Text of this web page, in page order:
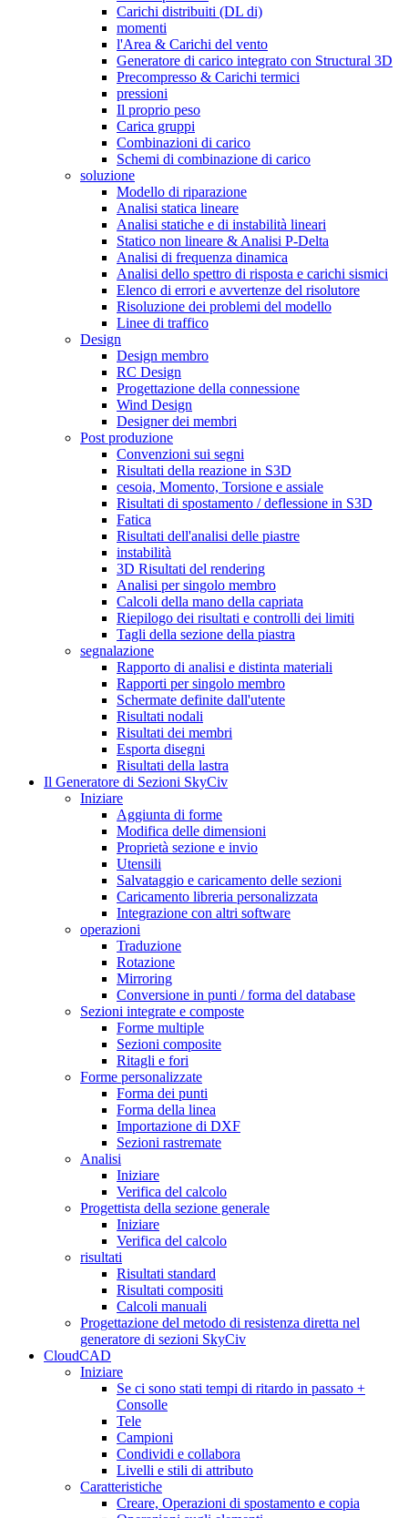
Carichi distribuiti (DL di)
momenti
l'Area & Carichi del vento
Generatore di carico integrato con Structural 3D
Precompresso & Carichi termici
pressioni
Il proprio peso
Carica gruppi
Combinazioni di carico
Schemi di combinazione di carico
soluzione
Modello di riparazione
Analisi statica lineare
Analisi statiche e di instabilità lineari
Statico non lineare & Analisi P-Delta
Analisi di frequenza dinamica
Analisi dello spettro di risposta e carichi sismici
Elenco di errori e avvertenze del risolutore
Risoluzione dei problemi del modello
Linee di traffico
Design
Design membro
RC Design
Progettazione della connessione
Wind Design
Designer dei membri
Post produzione
Convenzioni sui segni
Risultati della reazione in S3D
cesoia, Momento, Torsione e assiale
Risultati di spostamento / deflessione in S3D
Fatica
Risultati dell'analisi delle piastre
instabilità
3D Risultati del rendering
Analisi per singolo membro
Calcoli della mano della capriata
Riepilogo dei risultati e controlli dei limiti
Tagli della sezione della piastra
segnalazione
Rapporto di analisi e distinta materiali
Rapporti per singolo membro
Schermate definite dall'utente
Risultati nodali
Risultati dei membri
Esporta disegni
Risultati della lastra
Il Generatore di Sezioni SkyCiv
Iniziare
Aggiunta di forme
Modifica delle dimensioni
Proprietà sezione e invio
Utensili
Salvataggio e caricamento delle sezioni
Caricamento libreria personalizzata
Integrazione con altri software
operazioni
Traduzione
Rotazione
Mirroring
Conversione in punti / forma del database
Sezioni integrate e composte
Forme multiple
Sezioni composite
Ritagli e fori
Forme personalizzate
Forma dei punti
Forma della linea
Importazione di DXF
Sezioni rastremate
Analisi
Iniziare
Verifica del calcolo
Progettista della sezione generale
Iniziare
Verifica del calcolo
risultati
Risultati standard
Risultati compositi
Calcoli manuali
Progettazione del metodo di resistenza diretta nel
generatore di sezioni SkyCiv
CloudCAD
Iniziare
Se ci sono stati tempi di ritardo in passato +
Consolle
Tele
Campioni
Condividi e collabora
Livelli e stili di attributo
Caratteristiche
Creare, Operazioni di spostamento e copia